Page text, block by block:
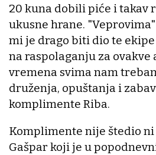
20 kuna dobili piće i takav
ukusne hrane.
mi je drago biti dio te
na raspolaganju za ovakve
vremena svima nam
druženja, opuštanja i
komplimente Riba.
Komplimente nije štedio ni
Gašpar koji je u